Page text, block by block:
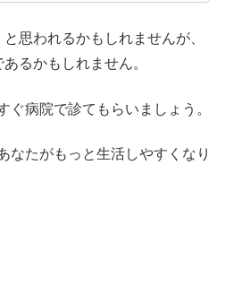
思われるかもしれませんが、
るかもしれません。
ぐ病院で診てもらいましょう。
なたがもっと生活しやすくなり